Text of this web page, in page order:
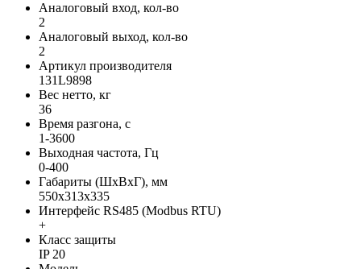
Аналоговый вход, кол-во
2
Аналоговый выход, кол-во
2
Артикул производителя
131L9898
Вес нетто, кг
36
Время разгона, с
1-3600
Выходная частота, Гц
0-400
Габариты (ШхВхГ), мм
550x313x335
Интерфейс RS485 (Modbus RTU)
+
Класс защиты
IP 20